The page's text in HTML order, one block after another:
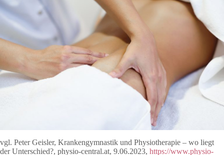
vgl. Peter Geisler, Krankengymnastik und Physiotherapie – wo liegt
der Unterschied?, physio-central.at, 9.06.2023, https://www.physio-